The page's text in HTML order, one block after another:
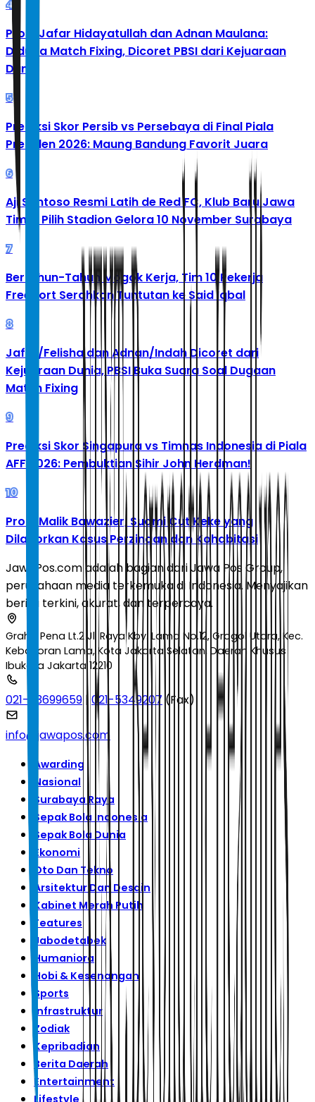
4
Profil Jafar Hidayatullah dan Adnan Maulana:
Diduga Match Fixing, Dicoret PBSI dari Kejuaraan
Dunia
5
Prediksi Skor Persib vs Persebaya di Final Piala
Presiden 2026: Maung Bandung Favorit Juara
6
Aji Santoso Resmi Latih de Red FC, Klub Baru Jawa
Timur Pilih Stadion Gelora 10 November Surabaya
7
Bertahun-Tahun Mogok Kerja, Tim 10 Pekerja
Freeport Serahkan Tuntutan ke Said Iqbal
8
Jafar/Felisha dan Adnan/Indah Dicoret dari
Kejuaraan Dunia, PBSI Buka Suara Soal Dugaan
Match Fixing
9
Prediksi Skor Singapura vs Timnas Indonesia di Piala
AFF 2026: Pembuktian Sihir John Herdman!
10
Profil Malik Bawazier, Suami Cut Keke yang
Dilaporkan Kasus Perzinaan dan Kohabitasi
JawaPos.com adalah bagian dari Jawa Pos Group,
perusahaan media terkemuka di Indonesia. Menyajikan
berita terkini, akurat, dan terpercaya.
Graha Pena Lt.2 Jl. Raya Kby. Lama No.12, Grogol Utara, Kec.
Kebayoran Lama, Kota Jakarta Selatan, Daerah Khusus
Ibukota Jakarta 12210
021-53699659 |021-5349207 (Fax)
info@jawapos.com
Awarding
Nasional
Surabaya Raya
Sepak Bola Indonesia
Sepak Bola Dunia
Ekonomi
Oto Dan Tekno
Arsitektur Dan Desain
Kabinet Merah Putih
Features
Jabodetabek
Humaniora
Hobi & Kesenangan
Sports
Infrastruktur
Zodiak
Kepribadian
Berita Daerah
Entertainment